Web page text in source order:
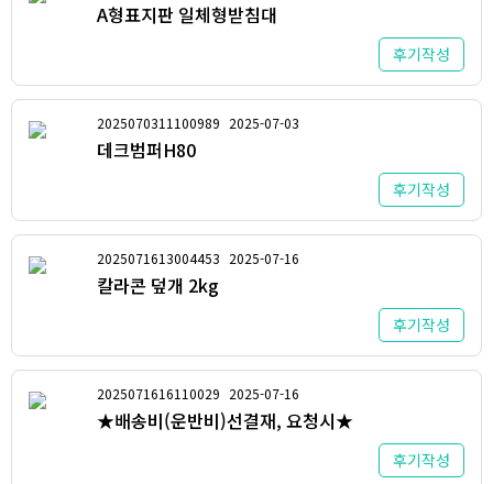
A형표지판 일체형받침대
후기작성
2025070311100989 2025-07-03
데크범퍼H80
후기작성
2025071613004453 2025-07-16
칼라콘 덮개 2kg
후기작성
2025071616110029 2025-07-16
★배송비(운반비)선결재, 요청시★
후기작성